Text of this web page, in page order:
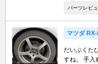
パーツレビ
マツダ
だいぶくた
すね。 手入